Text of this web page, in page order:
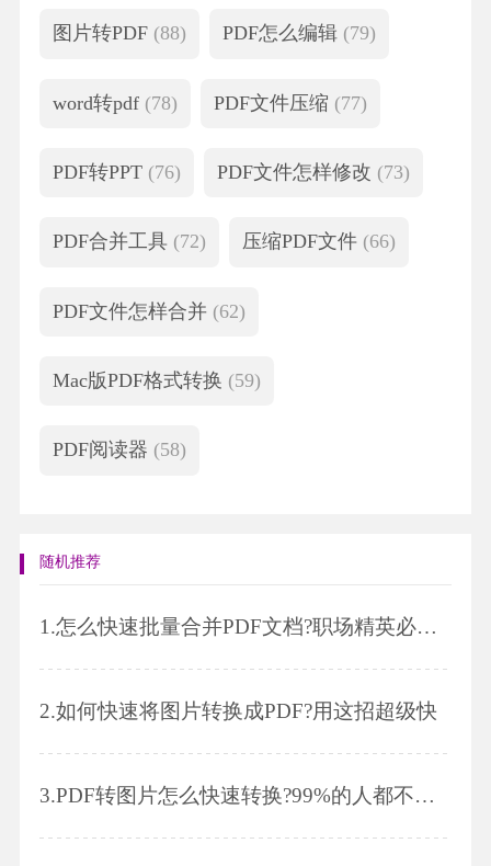
图片转PDF (88) PDF怎么编辑 (79)
word转pdf (78) PDF文件压缩 (77)
PDF转PPT (76) PDF文件怎样修改 (73)
PDF合并工具 (72) 压缩PDF文件 (66)
PDF文件怎样合并 (62)
Mac版PDF格式转换 (59)
PDF阅读器 (58)
随机推荐
1.怎么快速批量合并PDF文档?职场精英必学技能
2.如何快速将图片转换成PDF?用这招超级快
3.PDF转图片怎么快速转换?99%的人都不知道